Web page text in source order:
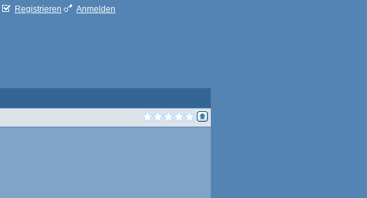
Registrieren Anmelden